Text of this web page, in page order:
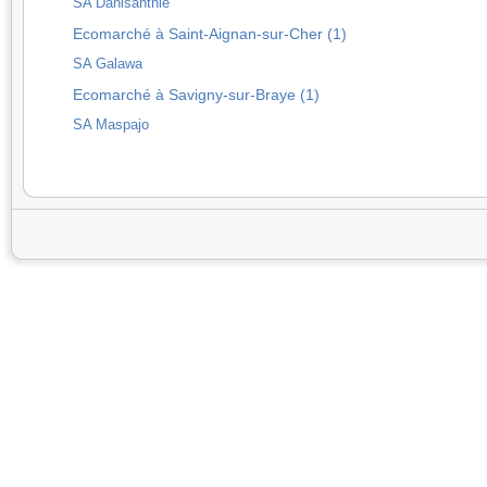
Ecomarché à Saint-Aignan-sur-Cher (1)
SA Galawa
Ecomarché à Savigny-sur-Braye (1)
SA Maspajo